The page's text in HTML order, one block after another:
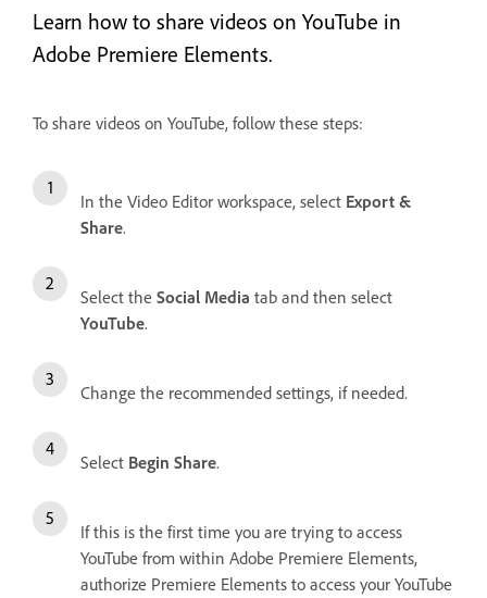
Learn how to share videos on YouTube in
Adobe Premiere Elements.
To share videos on YouTube, follow these steps:
In the Video Editor workspace, select Export &
Share.
Select the Social Media tab and then select
YouTube.
Change the recommended settings, if needed.
Select Begin Share.
If this is the first time you are trying to access
YouTube from within Adobe Premiere Elements,
authorize Premiere Elements to access your YouTube